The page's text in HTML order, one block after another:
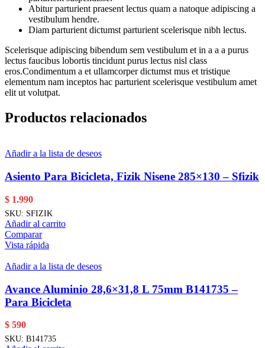
Abitur parturient praesent lectus quam a natoque adipiscing a
vestibulum hendre.
Diam parturient dictumst parturient scelerisque nibh lectus.
Scelerisque adipiscing bibendum sem vestibulum et in a a a purus
lectus faucibus lobortis tincidunt purus lectus nisl class
eros.Condimentum a et ullamcorper dictumst mus et tristique
elementum nam inceptos hac parturient scelerisque vestibulum amet
elit ut volutpat.
Productos relacionados
Añadir a la lista de deseos
Asiento Para Bicicleta, Fizik Nisene 285×130 – Sfizik
$ 1.990
SKU: SFIZIK
Añadir al carrito
Comparar
Vista rápida
Añadir a la lista de deseos
Avance Aluminio 28,6×31,8 L 75mm B141735 –
Para Bicicleta
$ 590
SKU: B141735